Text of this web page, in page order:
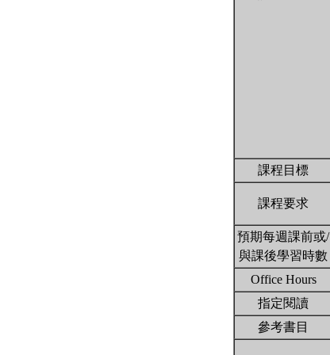
課程目標
課程要求
預期每週課前或/
與課後學習時數
Office Hours
指定閱讀
參考書目